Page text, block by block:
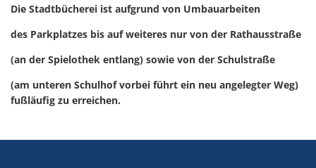
Die Stadtbücherei ist aufgrund von Umbauarbeiten
des Parkplatzes bis auf weiteres nur von der Rathausstraße
(an der Spielothek entlang) sowie von der Schulstraße
(am unteren Schulhof vorbei führt ein neu angelegter Weg)
fußläufig zu erreichen.